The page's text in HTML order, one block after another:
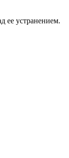
ее устранением.